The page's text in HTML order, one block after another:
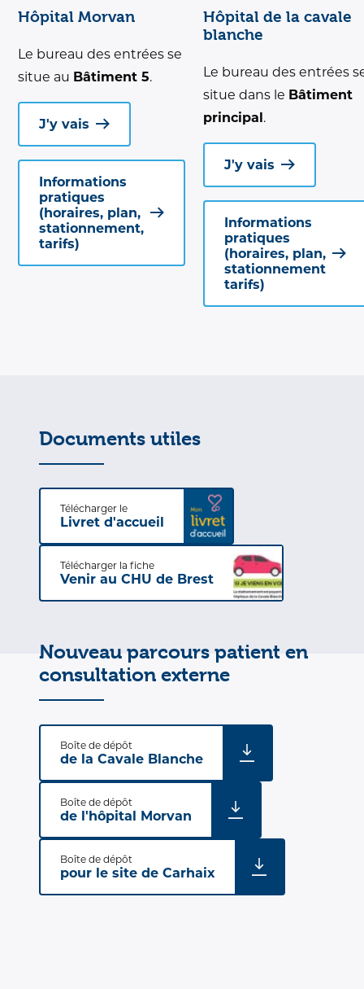
Hôpital Morvan
Le bureau des entrées se
situe au Bâtiment 5.
J'y vais
Informations
pratiques
(horaires, plan,
stationnement,
tarifs)
Hôpital de la cavale
blanche
Le bureau des entrées
situe dans le Bâtiment
principal.
J'y vais
Informations
pratiques
(horaires, plan,
stationnement
tarifs)
Documents utiles
Télécharger le
Livret d'accueil
Télécharger la fiche
Venir au CHU de Brest
Nouveau parcours patient en
consultation externe
Boîte de dépôt
de la Cavale Blanche
Boîte de dépôt
de l'hôpital Morvan
Boîte de dépôt
pour le site de Carhaix